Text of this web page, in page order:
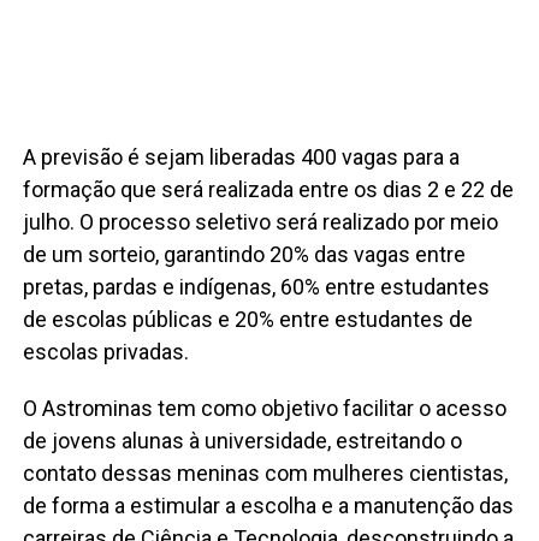
A previsão é sejam liberadas 400 vagas para a
formação que será realizada entre os dias 2 e 22 de
julho. O processo seletivo será realizado por meio
de um sorteio, garantindo 20% das vagas entre
pretas, pardas e indígenas, 60% entre estudantes
de escolas públicas e 20% entre estudantes de
escolas privadas.
O Astrominas tem como objetivo facilitar o acesso
de jovens alunas à universidade, estreitando o
contato dessas meninas com mulheres cientistas,
de forma a estimular a escolha e a manutenção das